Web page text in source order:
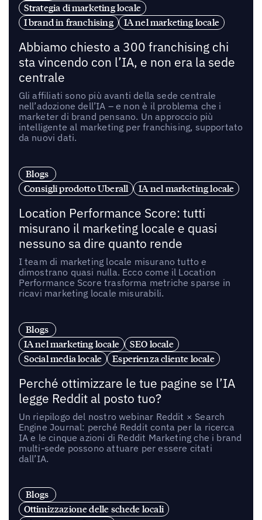
Strategia di marketing locale
I brand in franchising
IA nel marketing locale
Abbiamo chiesto a 300 franchising chi
sta vincendo con l’IA, e non era la sede
centrale
Gli affiliati sono più avanti della sede centrale
nell’adozione dell’IA – e non è il problema che i
marketer di brand pensano. Un approccio più
intelligente al marketing per franchising, supportato
da nuovi dati.
Blogs
Consigli prodotto Uberall
IA nel marketing locale
Location Performance Score: tutti
misurano il marketing locale e quasi
nessuno sa dire quanto rende
I team di marketing locale misurano tutto e
dimostrano quasi nulla. Ecco come il Location
Performance Score trasforma metriche sparse in
ricavi marketing locale misurabili.
Blogs
IA nel marketing locale
SEO locale
Social media locale
Esperienza cliente locale
Perché ottimizzare le tue pagine se l’IA
legge Reddit al posto tuo?
Un riepilogo del nostro webinar Reddit × Search
Engine Journal: perché Reddit conta per la ricerca
IA e le cinque azioni di Reddit Marketing che i brand
multi-sede possono attuare per essere citati
dall’IA.
Blogs
Ottimizzazione delle schede locali